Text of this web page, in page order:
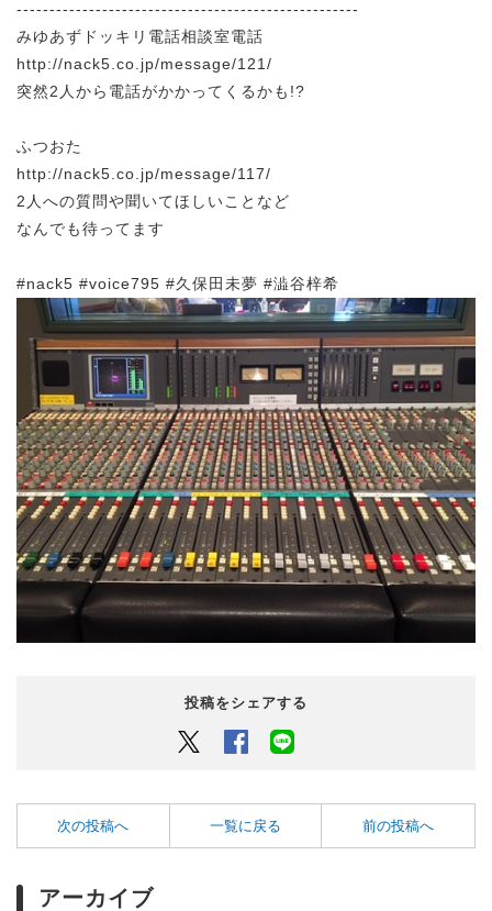
----------------------------------------------------
みゆあずドッキリ電話相談室電話
http://nack5.co.jp/message/121/
突然2人から電話がかかってくるかも!?
ふつおた
http://nack5.co.jp/message/117/
2人への質問や聞いてほしいことなど
なんでも待ってます
#nack5 #voice795 #久保田未夢 #澁谷梓希
投稿をシェアする
Twitter Facebook
次の投稿へ 一覧に戻る 前の投稿へ
アーカイブ